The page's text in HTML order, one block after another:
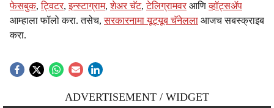
फेसबुक,ट्विटर,इन्स्टाग्राम,शेअर चॅट,टेलिग्रामवर आणिव्हॉट्सॲप
आम्हाला फॉलो करा. तसेच,सरकारनामा यूट्यूब चॅनेलला आजच सबस्क्राइब
करा.
ADVERTISEMENT / WIDGET